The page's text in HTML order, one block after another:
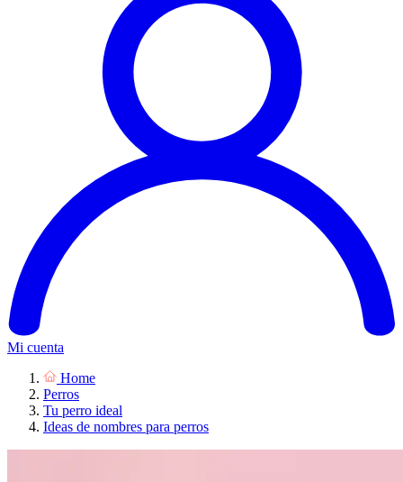
Mi cuenta
Home
Perros
Tu perro ideal
Ideas de nombres para perros